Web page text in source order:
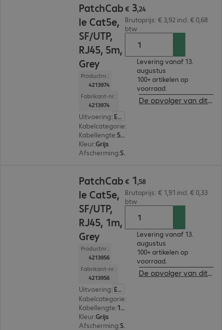
PatchCab
le Cat5e,
SF/UTP,
RJ45, 5m,
Grey
Productnr.:
4213974
Fabrikant-nr.:
4213974
Uitvoering: Europa
Kabelcategorie:
Kabellengte: 5 m
Kleur:Grijs
Afscherming: SF/UTP
€ 3,24
Brutoprijs: € 3,92 incl. € 0,68
btw
Levering vanaf 13.
augustus
100+ artikelen op
voorraad.
De opvolger van dit product bekijken
PatchCab
le Cat5e,
SF/UTP,
RJ45, 1m,
Grey
Productnr.:
4213956
Fabrikant-nr.:
4213956
Uitvoering: Europa
Kabelcategorie:
Kabellengte: 1 m
Kleur:Grijs
Afscherming: SF/UTP
€ 1,58
Brutoprijs: € 1,91 incl. € 0,33
btw
Levering vanaf 13.
augustus
100+ artikelen op
voorraad.
De opvolger van dit product bekijken